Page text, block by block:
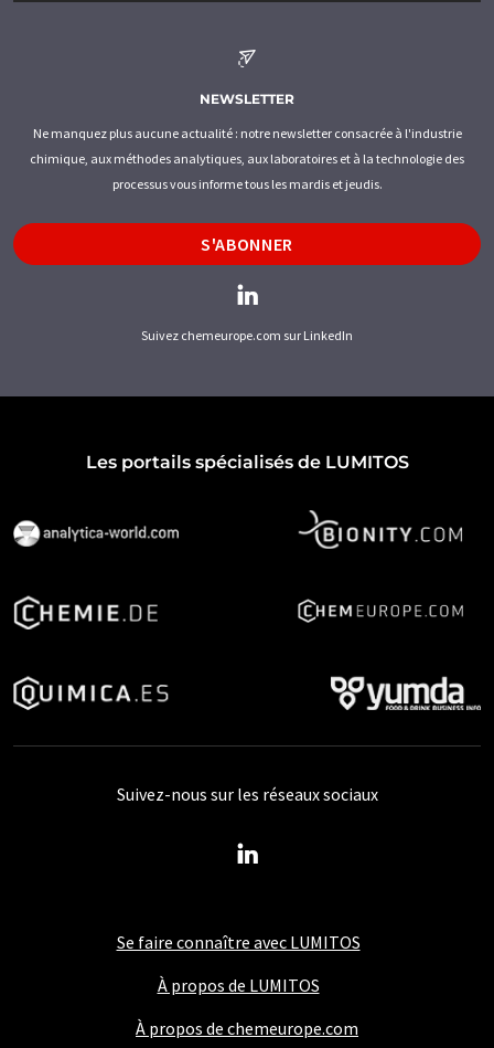
NEWSLETTER
Ne manquez plus aucune actualité : notre newsletter consacrée à l'industrie
chimique, aux méthodes analytiques, aux laboratoires et à la technologie des
processus vous informe tous les mardis et jeudis.
S'ABONNER
Suivez chemeurope.com sur LinkedIn
Les portails spécialisés de LUMITOS
Se faire connaître avec LUMITOS
À propos de LUMITOS
À propos de chemeurope.com
Suivez-nous sur les réseaux sociaux